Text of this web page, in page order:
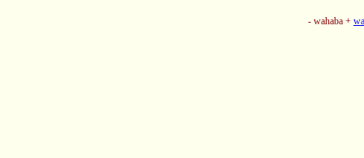
- wahaba +